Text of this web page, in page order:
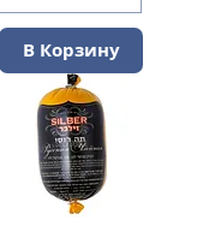
В Корзину